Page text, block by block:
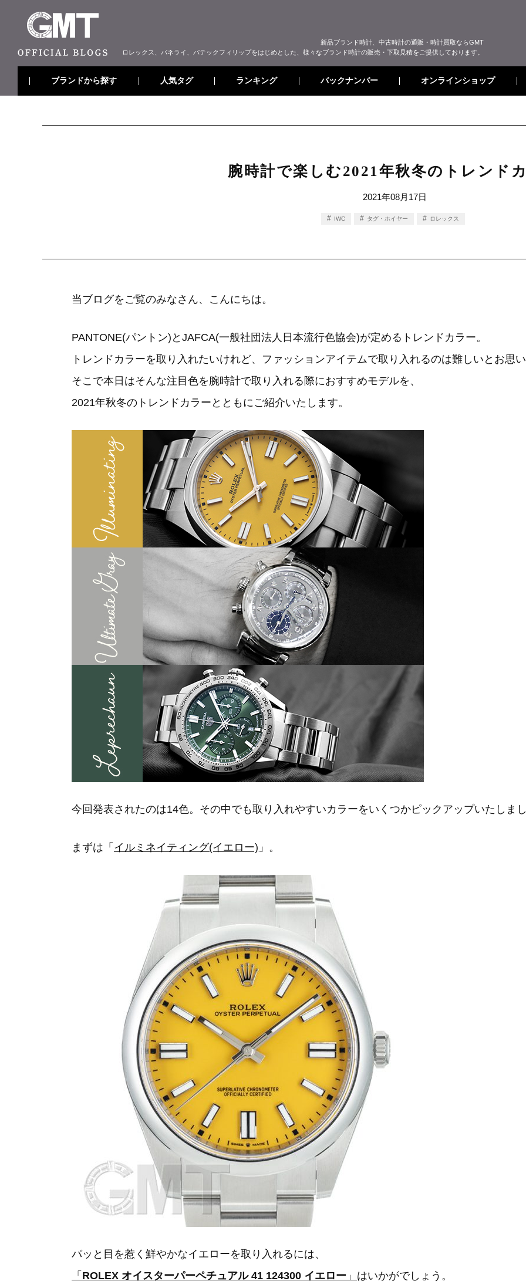
新品ブランド時計、中古時計の通販・時計買取ならGMT
ロレックス、パネライ、パテックフィリップをはじめとした、様々なブランド時計の販売・下取見積をご提供しております。
ブランドから探す 人気タグ ランキング バックナンバー オンラインショップ
腕時計で楽しむ2021年秋冬のトレンド
2021年08月17日
IWC タグ・ホイヤー ロレックス
当ブログをご覧のみなさん、こんにちは。
PANTONE(パントン)とJAFCA(一般社団法人日本流行色協会)が定めるトレンドカラー。
トレンドカラーを取り入れたいけれど、ファッションアイテムで取り入れるのは難しいとお思
そこで本日はそんな注目色を腕時計で取り入れる際におすすめモデルを、
2021年秋冬のトレンドカラーとともにご紹介いたします。
今回発表されたのは14色。その中でも取り入れやすいカラーをいくつかピックアップいたしま
まずは「 イルミネイティング(イエロー) 」。
パッと目を惹く鮮やかなイエローを取り入れるには、
「 ROLEX オイスターパーペチュアル 41 124300 イエロー 」 はいかがでしょう。